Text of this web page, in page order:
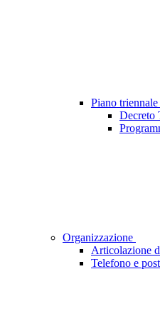
Piano
Decreto
Organizzazione
Articolazione
Telefono e